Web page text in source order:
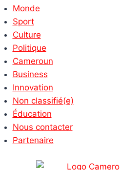
Monde
Sport
Culture
Politique
Cameroun
Business
Innovation
Non classifié(e)
Éducation
Nous contacter
Partenaire